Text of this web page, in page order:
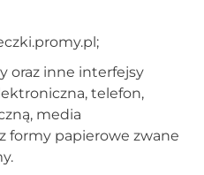
oraz inne interfejsy
telefon,
media
formy papierowe zwane